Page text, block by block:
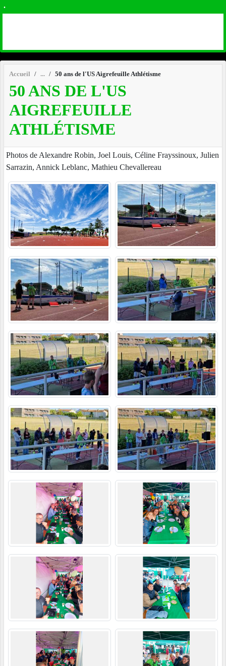
Accueil 50 ans de l'US Aigrefeuille Athlétisme
50 ANS DE L'US
AIGREFEUILLE
ATHLÉTISME
Photos de Alexandre Robin, Joel Louis, Céline Frayssinoux, Julien
Sarrazin, Annick Leblanc, Mathieu Chevallereau
.